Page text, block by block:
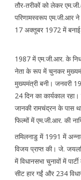
तौर-तरीकों को लेकर
परिणामस्वरूप एम.जी.आर
17 अक्तूबर 1972 में बनाई।
1987 में एम.जी.आर. के
नेता के रूप में चुनकर
मुख्यमंत्री बनी। जनवरी
24 दिन का कार्यकाल
जानकी रामचंद्रन के पास
फिल्मों में एम.जी.आर. की
तमिलनाडु में 1991 में
विजय प्राप्त की। जे.
में विधानसभा चुनावों में
सीट हार गईं और 234